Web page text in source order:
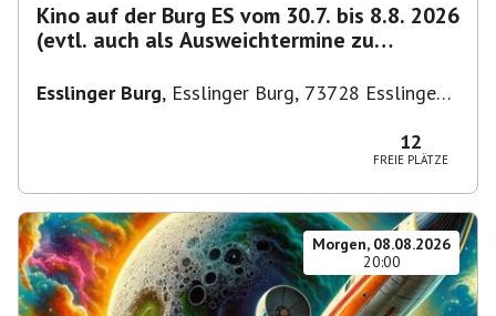
Kino auf der Burg ES vom 30.7. bis 8.8. 2026
(evtl. auch als Ausweichtermine zu
Esslinger Burg, Esslinger Burg, 73728 Esslingen
12
FREIE PLÄTZE
Morgen, 08.08.2026
20:00